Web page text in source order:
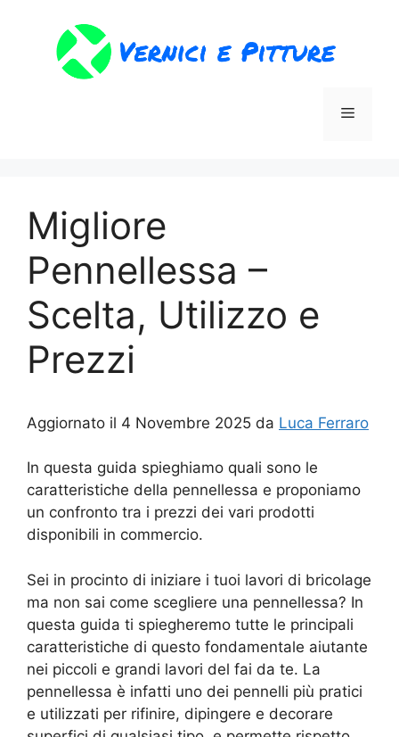
contenuto
Menu
Migliore
Pennellessa –
Scelta, Utilizzo e
Prezzi
Aggiornato il 4 Novembre 2025 da Luca Ferraro
In questa guida spieghiamo quali sono le
caratteristiche della pennellessa e proponiamo
un confronto tra i prezzi dei vari prodotti
disponibili in commercio.
Sei in procinto di iniziare i tuoi lavori di bricolage
ma non sai come scegliere una pennellessa? In
questa guida ti spiegheremo tutte le principali
caratteristiche di questo fondamentale aiutante
nei piccoli e grandi lavori del fai da te. La
pennellessa è infatti uno dei pennelli più pratici
e utilizzati per rifinire, dipingere e decorare